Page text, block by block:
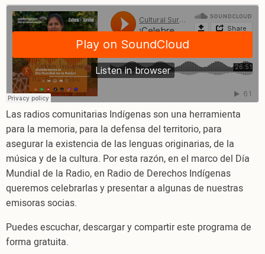
el
Día
Mundial
de
la
Radio!
Las radios comunitarias Indígenas son una herramienta
para la memoria, para la defensa del territorio, para
asegurar la existencia de las lenguas originarias, de la
música y de la cultura. Por esta razón, en el marco del Día
Mundial de la Radio, en Radio de Derechos Indígenas
queremos celebrarlas y presentar a algunas de nuestras
emisoras socias.
Puedes escuchar, descargar y compartir este programa de
forma gratuita.